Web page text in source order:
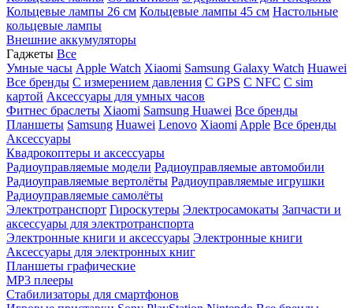
Кольцевые лампы 26 см Кольцевые лампы 45 см Настольные
кольцевые лампы
Внешние аккумуляторы
Гаджеты Все
Умные часы Apple Watch Xiaomi Samsung Galaxy Watch Huawei
Все бренды C измерением давления C GPS C NFC C sim
картой Аксессуары для умных часов
Фитнес браслеты Xiaomi Samsung Huawei Все бренды
Планшеты Samsung Huawei Lenovo Xiaomi Apple Все бренды
Аксессуары
Квадрокоптеры и аксессуары
Радиоуправляемые модели Радиоуправляемые автомобили
Радиоуправляемые вертолёты Радиоуправляемые игрушки
Радиоуправляемые самолёты
Электротранспорт Гироскутеры Электросамокаты Запчасти и
аксессуары для электротранспорта
Электронные книги и аксессуары Электронные книги
Аксессуары для электронных книг
Планшеты графические
MP3 плееры
Стабилизаторы для смартфонов